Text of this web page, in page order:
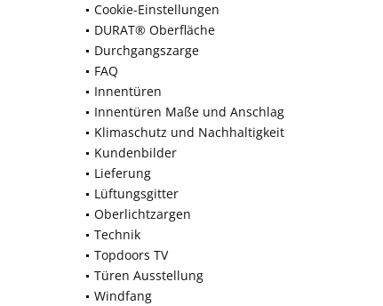
Cookie-Einstellungen
DURAT® Oberfläche
Durchgangszarge
FAQ
Innentüren
Innentüren Maße und Anschlag
Klimaschutz und Nachhaltigkeit
Kundenbilder
Lieferung
Lüftungsgitter
Oberlichtzargen
Technik
Topdoors TV
Türen Ausstellung
Windfang